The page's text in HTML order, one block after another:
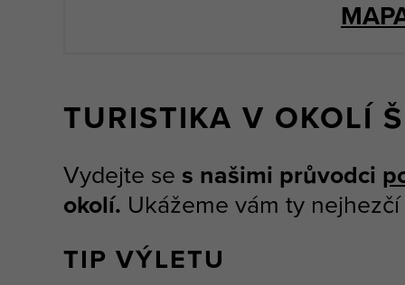
TURISTIKA V OKOLÍ
Vydejte se s našimi průvodci
okolí. Ukážeme vám ty
TIP VÝLETU